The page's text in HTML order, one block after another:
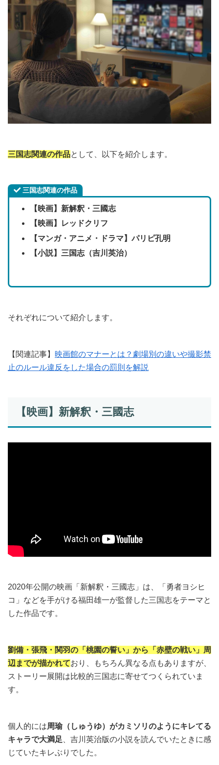
三国志関連の作品として、以下を紹介します。
三国志関連の作品
【映画】新解釈・三國志
【映画】レッドクリフ
【マンガ・アニメ・ドラマ】パリピ孔明
【小説】三国志（吉川英治）
それぞれについて紹介します。
【関連記事】 映画館のマナーとは？劇場別の違いや撮影禁
止のルール違反をした場合の罰則を解説
【映画】新解釈・三國志
2020年公開の映画「新解釈・三國志」は、「勇者ヨシヒ
コ」などを手がける福田雄一が監督した三国志をテーマと
した作品です。
劉備・張飛・関羽の「桃園の誓い」から「赤壁の戦い」周
辺までが描かれており、もちろん異なる点もありますが、
ストーリー展開は比較的三国志に寄せてつくられていま
す。
個人的には周瑜（しゅうゆ）がカミソリのようにキレてる
キャラで大満足
、吉川英治版の小説を読んでいたときに感
じていたキレぶりでした。